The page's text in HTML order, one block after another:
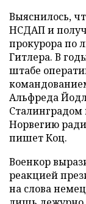
Выяснилось,
НСДАП и
прокурора по
Гитлера. В
штабе
Альфреда
Сталинградом
Норвегию
пишет Коц.
Военкор
реакцией
на слова